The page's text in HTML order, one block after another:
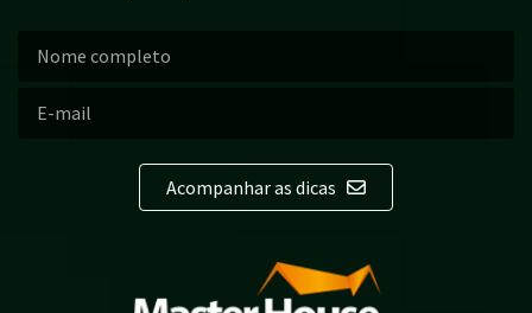
Acompanhar as dicas